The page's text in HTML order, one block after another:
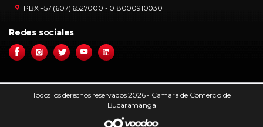
PBX +57 (607) 6527000 - 018000910030
Redes sociales
Todos los derechos reservados 2026 - Cámara de Comercio de
Bucaramanga